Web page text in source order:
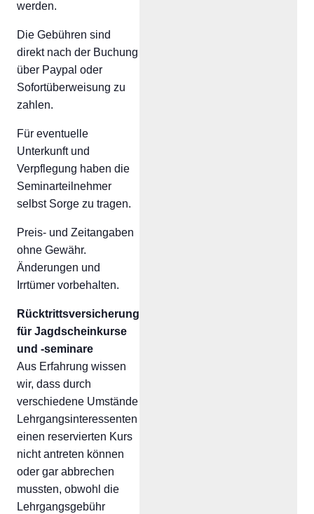
werden.
Die Gebühren sind
direkt nach der Buchung
über Paypal oder
Sofortüberweisung zu
zahlen.
Für eventuelle
Unterkunft und
Verpflegung haben die
Seminarteilnehmer
selbst Sorge zu tragen.
Preis- und Zeitangaben
ohne Gewähr.
Änderungen und
Irrtümer vorbehalten.
Rücktrittsversicherung
für Jagdscheinkurse
und -seminare
Aus Erfahrung wissen
wir, dass durch
verschiedene Umstände
Lehrgangsinteressenten
einen reservierten Kurs
nicht antreten können
oder gar abbrechen
mussten, obwohl die
Lehrgangsgebühr